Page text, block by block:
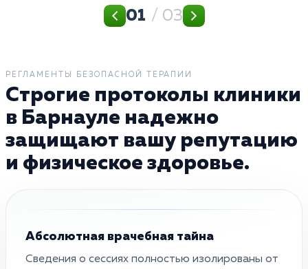
01 / 03
РЕГЛАМЕНТЫ БЕЗОПАСНОЙ ТЕРАПИИ
Строгие протоколы клиники
в Барнауле надежно
защищают вашу репутацию
и физическое здоровье.
Абсолютная врачебная тайна
Сведения о сессиях полностью изолированы от